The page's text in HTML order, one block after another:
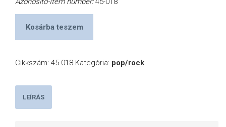
Kosárba teszem
Cikkszám: 45-018 Kategória: pop/rock
LEÍRÁS